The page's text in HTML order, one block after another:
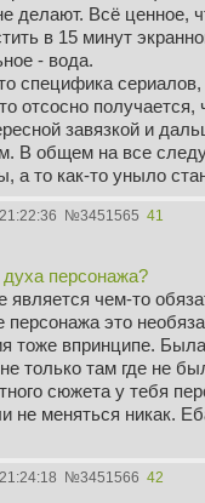
делают. Всё ценное,
в 15 минут
- вода.
специфика
отсосно получается,
завязкой и
В общем на все
а то как-то уныло
№3451565 41
персонажа?
является чем-то
это
тоже впринципе.
только там где не
сюжета у тебя
не меняться никак.
№3451566 42